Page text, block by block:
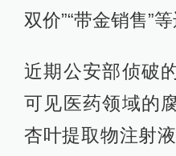
双价”“带金销售”
近期公安部侦破
可见医药领域的
杏叶提取物注射